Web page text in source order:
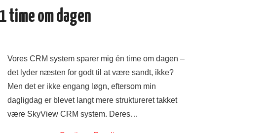
time om dagen
Vores CRM system sparer mig én time om dagen –
det lyder næsten for godt til at være sandt, ikke?
Men det er ikke engang løgn, eftersom min
dagligdag er blevet langt mere struktureret takket
være SkyView CRM system. Deres…